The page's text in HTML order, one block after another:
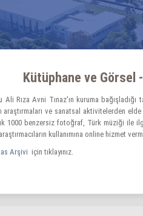
Kütüphane ve
Rıza Avni Tınaz'ın kuruma
ve sanatsal aktivitelerden
1000 benzersiz fotoğraf, Türk müziği
kullanımına online hizmet
Arşivi için tıklayınız.